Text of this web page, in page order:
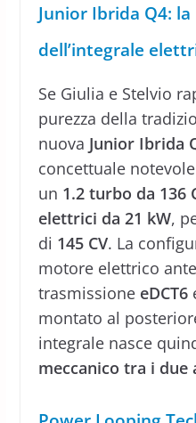
Junior Ibrida Q4:
dell’integrale
Se Giulia e Stelvio
purezza della
nuova Junior Ibrida
concettuale
un 1.2 turbo da 136
elettrici da 21 kW,
di 145 CV. La
motore elettrico
trasmissione eDCT6
montato al
integrale nasce
meccanico tra i due